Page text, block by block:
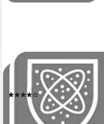
3M
Arbeitsoverall Schutzanzug
4540+ blau / weiß
(1)
15,98 €
lieferbar - in 2-3 Werktagen bei dir